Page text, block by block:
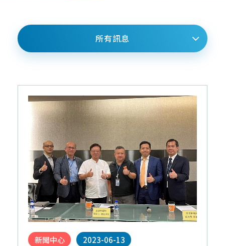
所有訊息
新聞中心 2023-06-13
品
人
才
招
企
業
社
會
責
任
About
Us
牌
作
作
廠
商
近
期
活
動
基
區
南
區
宜
花
東
離
島